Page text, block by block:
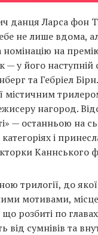
данця Ларса фон
не лише вдома,
на
— у його наступній
та Гебріел
містичним
нагород.
— останньою на
і
Каннського
трилогії, до
мотивами,
що розбиті по
від сумнівів та